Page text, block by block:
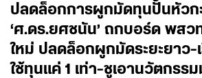
ปลดล็อกการผูกมัดทุนปั้นหัวก
‘ศ.ดร.ยศชนัน’ ถกบอร์ด พสว
ใหม่ ปลดล็อกผูกมัดระยะยาว-
ใช้ทุนแค่ 1 เท่า-ชูเอานวัตกรร